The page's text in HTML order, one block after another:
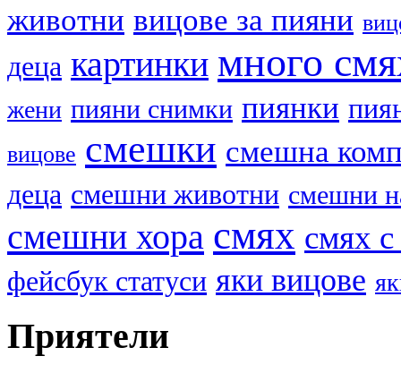
животни вицове за пияни
деца картинки много
жени пияни снимки пиянки
вицове смешки смешна
деца смешни животни смешни
смешни хора смях смях
фейсбук статуси яки вицове
Приятели